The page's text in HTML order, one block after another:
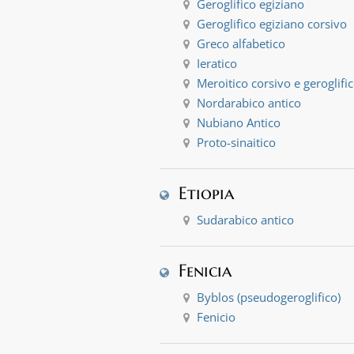
Geroglifico egiziano
Geroglifico egiziano corsivo
Greco alfabetico
Ieratico
Meroitico corsivo e
Nordarabico antico
Nubiano Antico
Proto-sinaitico
Etiopia
Sudarabico antico
Fenicia
Byblos (pseudogeroglifico)
Fenicio